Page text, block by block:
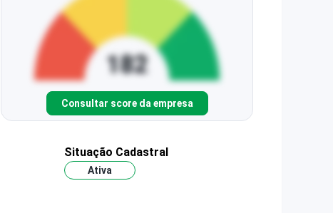
Consultar score da empresa
Situação Cadastral
Ativa